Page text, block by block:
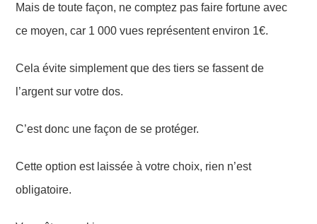
Mais de toute façon, ne comptez pas faire fortune avec
ce moyen, car 1 000 vues représentent environ 1€.
Cela évite simplement que des tiers se fassent de
l’argent sur votre dos.
C’est donc une façon de se protéger.
Cette option est laissée à votre choix, rien n’est
obligatoire.